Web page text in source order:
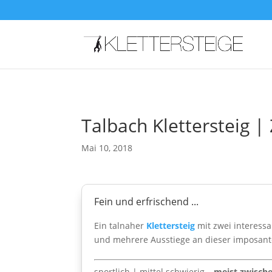
Talbach Klettersteig |
Mai 10, 2018
Fein und erfrischend ...
Ein talnaher Klettersteig mit zwei
und mehrere Ausstiege an dieser